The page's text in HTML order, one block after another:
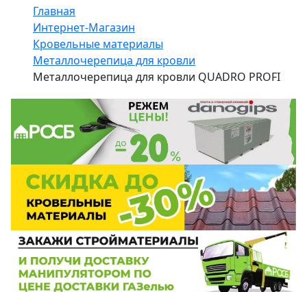
Главная
Интернет-Магазин
Кровельные материалы
Металлочерепица для кровли
Металлочерепица для кровли QUADRO PROFI